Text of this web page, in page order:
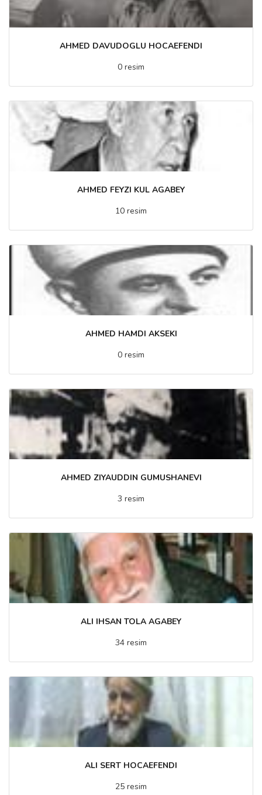
AHMED DAVUDOGLU HOCAEFENDI
0 resim
AHMED FEYZI KUL AGABEY
10 resim
AHMED HAMDI AKSEKI
0 resim
AHMED ZIYAUDDIN GUMUSHANEVI
3 resim
ALI IHSAN TOLA AGABEY
34 resim
ALI SERT HOCAEFENDI
25 resim